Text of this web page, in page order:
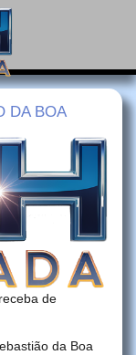
DA BOA
de
da Boa